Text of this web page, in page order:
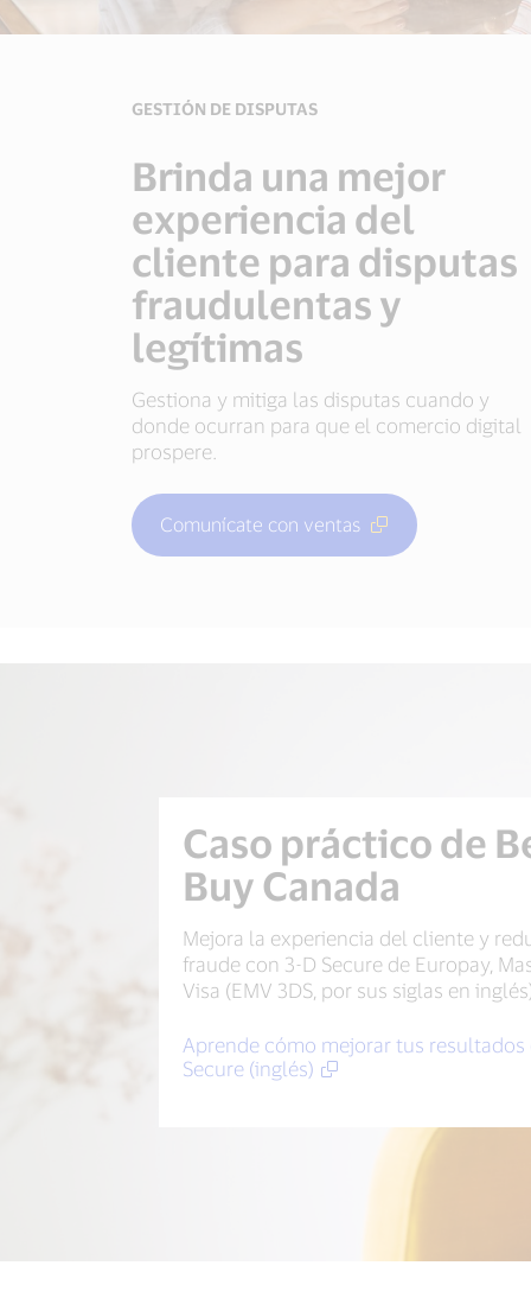
GESTIÓN DE DISPUTAS
Brinda una mejor
experiencia del
cliente para disputas
fraudulentas y
legítimas
Gestiona y mitiga las disputas cuando y
donde ocurran para que el comercio digital
prospere.
Comunícate con ventas
Caso práctico de
Buy Canada
Mejora la experiencia del cliente y
fraude con 3-D Secure de Europay,
Visa (EMV 3DS, por sus siglas en
Aprende cómo mejorar tus resultados
Secure (inglés)